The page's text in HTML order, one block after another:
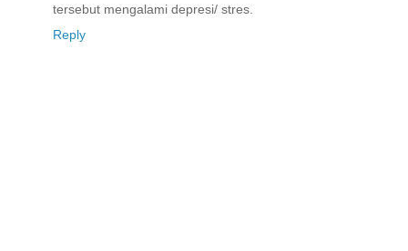
tersebut mengalami depresi/ stres.
Reply